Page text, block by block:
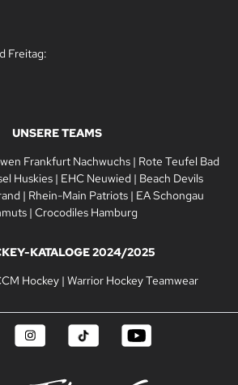
Freitag:
UNSERE TEAMS
Frankfurt Nachwuchs | Rote Teufel Bad
Huskies | EHC Neuwied | Beach Devils
| Rhein-Main Patriots| EA Schongau
| Crocodiles Hamburg
KATALOGE 2024/2025
Hockey| Warrior Hockey Teamwear